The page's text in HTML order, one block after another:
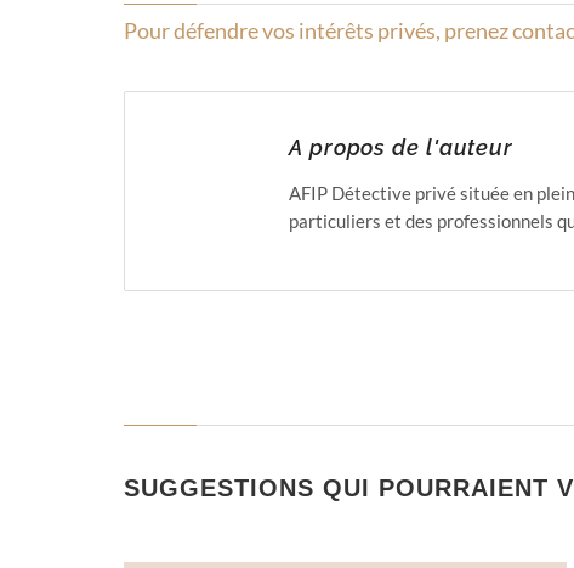
Pour défendre vos intérêts privés, prenez
A propos de l'auteur
AFIP Détective privé située en
particuliers et des professionnels
SUGGESTIONS QUI POURRAIENT